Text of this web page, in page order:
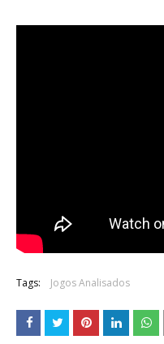
Tags: Jogos Analisados